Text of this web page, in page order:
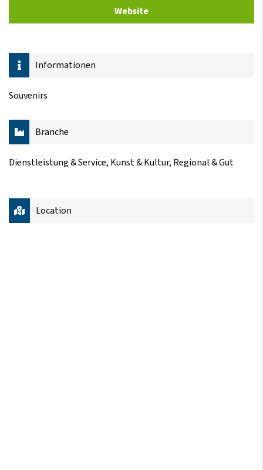
Website
Informationen
Souvenirs
Branche
Dienstleistung & Service, Kunst & Kultur, Regional & Gut
Location